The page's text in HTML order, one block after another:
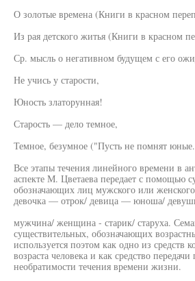
О золотые времена (Книги в красном
Из рая детского житья (Книги в красном
Ср. мысль о негативном будущем с его
Не учись у старости,
Юность златорунная!
Старость — дело темное,
Темное, безумное ("Пусть не помнят
Все этапы течения линейного времени в
аспекте М. Цветаева передает с помощью
обозначающих лиц мужского или
девочка — отрок/ девица — юноша/
мужчина/ женщина - старик/ старуха.
существительных, обозначающих
используется поэтом как одно из средств
возраста человека и как средство
необратимости течения времени жизни.